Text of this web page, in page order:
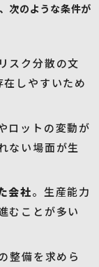
次のような条件が
スク分散の文
しやすいため
ロットの変動が
ない場面が生
会社。生産能力
むことが多い
整備を求めら